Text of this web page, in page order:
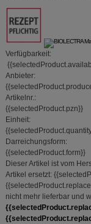
Verfügbarkeit:
Anbieter:
Artikelnr.:
{{selectedProduct.pzn}}
Einheit:
Darreichungsform:
{{selectedProduct.form}}
Dieser Artikel ist vom
Artikel ersetzt:
nicht mehr lieferbar und